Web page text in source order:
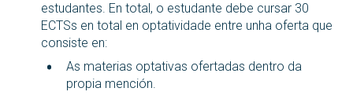
estudantes. En total, o estudante debe cursar 30
ECTSs en total en optatividade entre unha oferta que
consiste en:
As materias optativas ofertadas dentro da
propia mención.